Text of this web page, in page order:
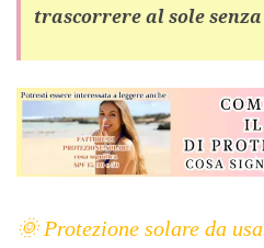
trascorrere al sole
🌞Protezione solare da